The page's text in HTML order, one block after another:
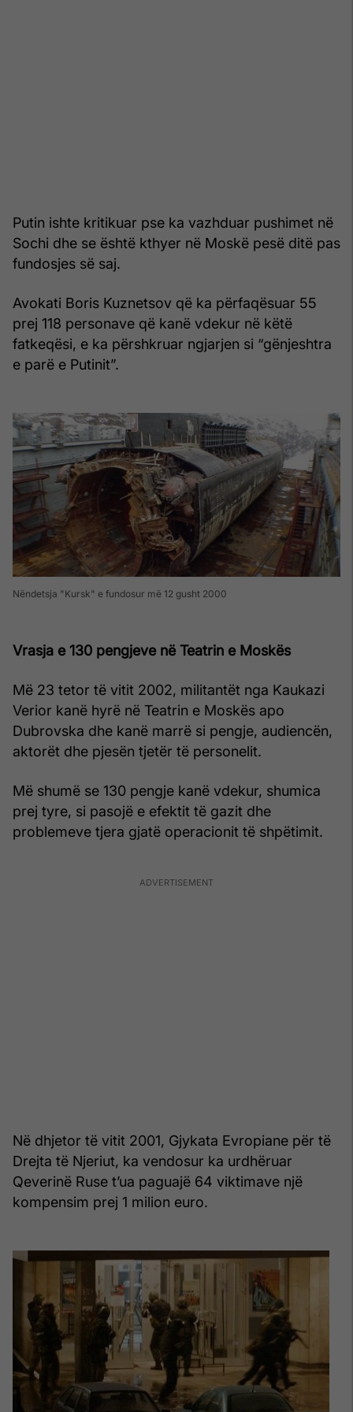
Putin ishte kritikuar pse ka vazhduar pushimet në
Sochi dhe se është kthyer në Moskë pesë ditë pas
fundosjes së saj.
Avokati Boris Kuznetsov që ka përfaqësuar 55
prej 118 personave që kanë vdekur në këtë
fatkeqësi, e ka përshkruar ngjarjen si “gënjeshtra
e parë e Putinit”.
Nëndetsja "Kursk" e fundosur më 12 gusht 2000
Vrasja e 130 pengjeve në Teatrin e Moskës
Më 23 tetor të vitit 2002, militantët nga Kaukazi
Verior kanë hyrë në Teatrin e Moskës apo
Dubrovska dhe kanë marrë si pengje, audiencën,
aktorët dhe pjesën tjetër të personelit.
Më shumë se 130 pengje kanë vdekur, shumica
prej tyre, si pasojë e efektit të gazit dhe
problemeve tjera gjatë operacionit të shpëtimit.
Në dhjetor të vitit 2001, Gjykata Evropiane për të
Drejta të Njeriut, ka vendosur ka urdhëruar
Qeverinë Ruse t’ua paguajë 64 viktimave një
kompensim prej 1 milion euro.